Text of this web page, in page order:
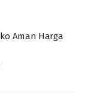
Aman Harga